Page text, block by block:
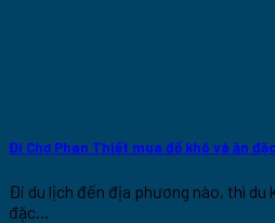
Đi Chợ Phan Thiết mua đồ khô và ăn
Đi du lịch đến địa phương nào, thì du
đặc...